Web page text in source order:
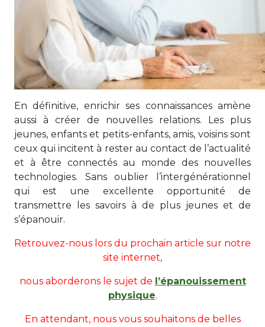
En définitive, enrichir ses connaissances amène
aussi à créer de nouvelles relations. Les plus
jeunes, enfants et petits-enfants, amis, voisins sont
ceux qui incitent à rester au contact de l’actualité
et à être connectés au monde des nouvelles
technologies. Sans oublier l’intergénérationnel
qui est une excellente opportunité de
transmettre les savoirs à de plus jeunes et de
s’épanouir.
Retrouvez-nous lors du prochain article sur notre
site internet,
nous aborderons le sujet de l’épanouissement
physique.
En attendant, nous vous souhaitons de belles